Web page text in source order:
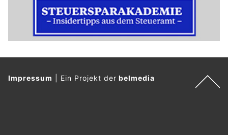
Impressum Ein Projekt derbelmedia